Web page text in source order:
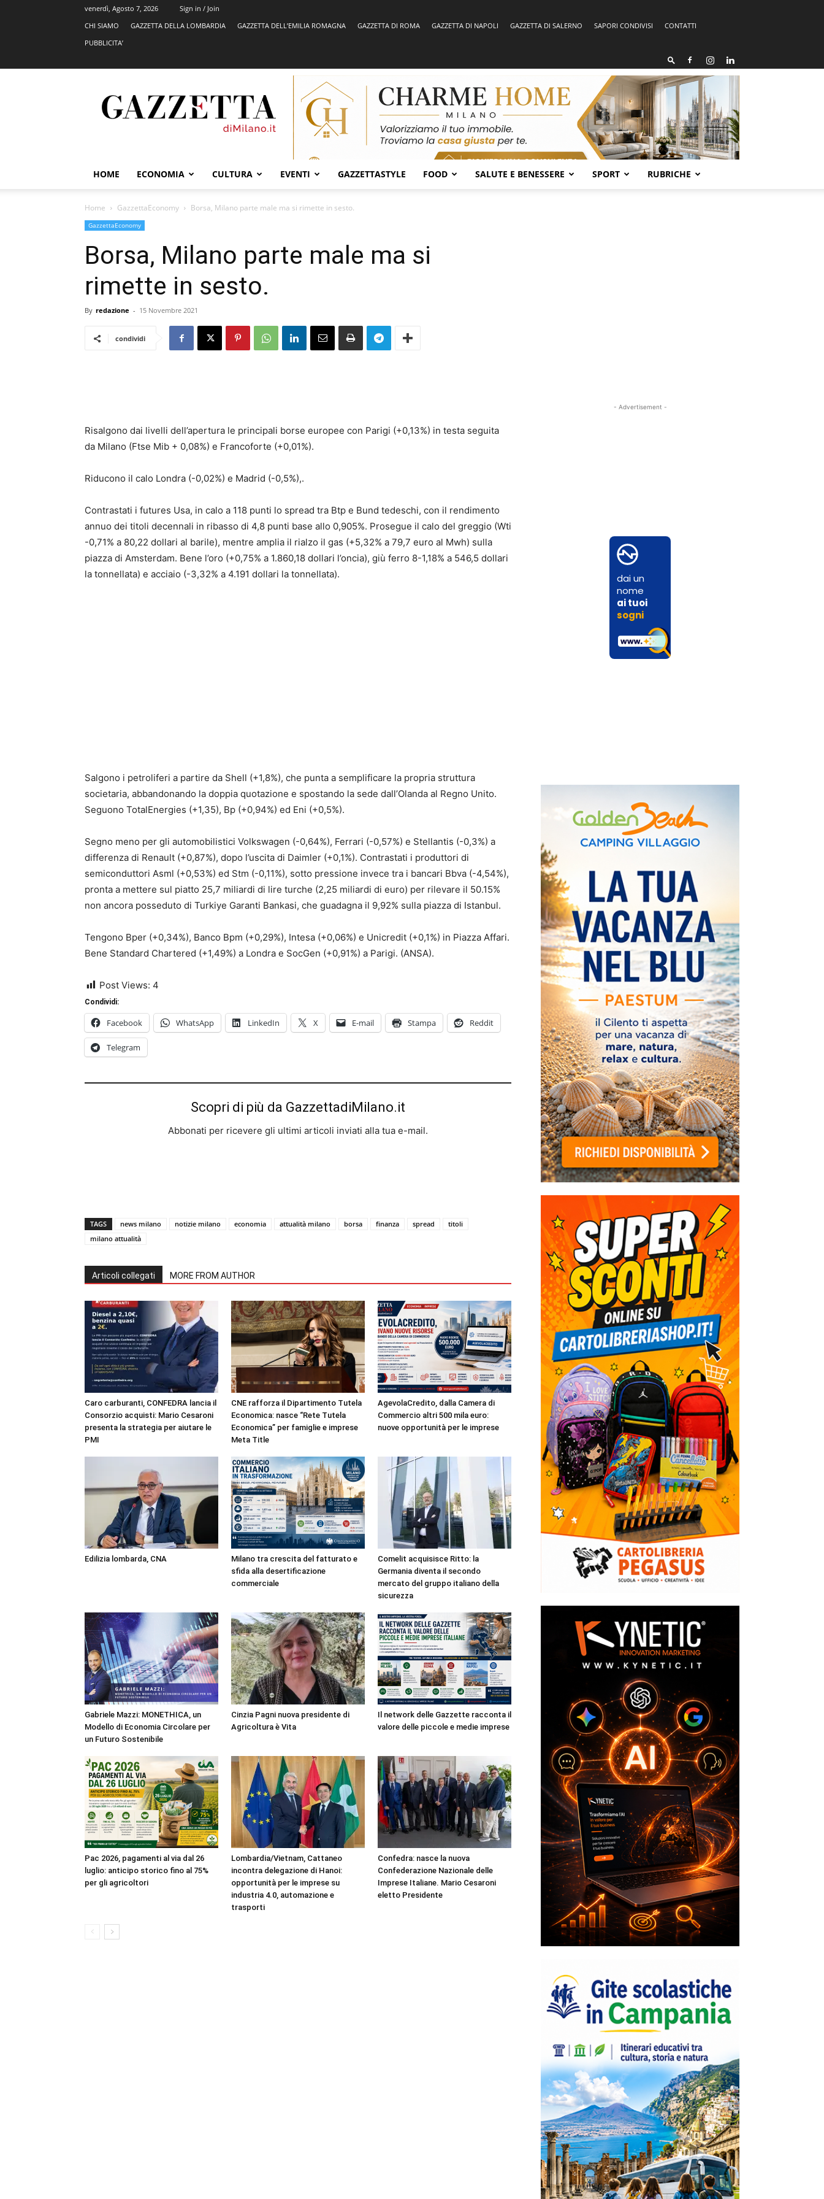
venerdì, Agosto 7, 2026
Sign in / Join
CHI SIAMO
GAZZETTA DELLA LOMBARDIA GAZZETTA DELL’EMILIA ROMAGNA GAZZETTA DI ROMA GAZZETTA DI NAPOLI GAZZETTA DI SALERNO SAPORI CONDIVISI
CONTATTI
PUBBLICITA’
HOME ECONOMIA CULTURA EVENTI GAZZETTASTYLE FOOD SALUTE E BENESSERE SPORT RUBRICHE
Home GazzettaEconomy Borsa, Milano parte male ma si rimette in sesto.
GazzettaEconomy
Borsa, Milano parte male ma si
rimette in sesto.
By redazione - 15 Novembre 2021
condividi
Risalgono dai livelli dell’apertura le principali borse europee con Parigi (+0,13%) in testa seguita
da Milano (Ftse Mib + 0,08%) e Francoforte (+0,01%).
Riducono il calo Londra (-0,02%) e Madrid (-0,5%),.
Contrastati i futures Usa, in calo a 118 punti lo spread tra Btp e Bund tedeschi, con il rendimento
annuo dei titoli decennali in ribasso di 4,8 punti base allo 0,905%. Prosegue il calo del greggio (Wti
-0,71% a 80,22 dollari al barile), mentre amplia il rialzo il gas (+5,32% a 79,7 euro al Mwh) sulla
piazza di Amsterdam. Bene l’oro (+0,75% a 1.860,18 dollari l’oncia), giù ferro 8-1,18% a 546,5 dollari
la tonnellata) e acciaio (-3,32% a 4.191 dollari la tonnellata).
Salgono i petroliferi a partire da Shell (+1,8%), che punta a semplificare la propria struttura
societaria, abbandonando la doppia quotazione e spostando la sede dall’Olanda al Regno Unito.
Seguono TotalEnergies (+1,35), Bp (+0,94%) ed Eni (+0,5%).
Segno meno per gli automobilistici Volkswagen (-0,64%), Ferrari (-0,57%) e Stellantis (-0,3%) a
differenza di Renault (+0,87%), dopo l’uscita di Daimler (+0,1%). Contrastati i produttori di
semiconduttori Asml (+0,53%) ed Stm (-0,11%), sotto pressione invece tra i bancari Bbva (-4,54%),
pronta a mettere sul piatto 25,7 miliardi di lire turche (2,25 miliardi di euro) per rilevare il 50.15%
non ancora posseduto di Turkiye Garanti Bankasi, che guadagna il 9,92% sulla piazza di Istanbul.
Tengono Bper (+0,34%), Banco Bpm (+0,29%), Intesa (+0,06%) e Unicredit (+0,1%) in Piazza Affari.
Bene Standard Chartered (+1,49%) a Londra e SocGen (+0,91%) a Parigi. (ANSA).
Post Views: 4
Condividi:
Facebook WhatsApp LinkedIn X E-mail Stampa Reddit
Telegram
Scopri di più da GazzettadiMilano.it
Abbonati per ricevere gli ultimi articoli inviati alla tua e-mail.
TAGS news milano notizie milano economia attualità milano borsa finanza spread
titoli
milano attualità
Articoli collegati MORE FROM AUTHOR
Caro carburanti, CONFEDRA lancia il
Consorzio acquisti: Mario Cesaroni
presenta la strategia per aiutare le
PMI
CNE rafforza il Dipartimento Tutela
Economica: nasce “Rete Tutela
Economica” per famiglie e imprese
Meta Title
AgevolaCredito, dalla Camera di
Commercio altri 500 mila euro:
nuove opportunità per le imprese
Edilizia lombarda, CNA
Milano tra crescita del fatturato e
sfida alla desertificazione
commerciale
Comelit acquisisce Ritto: la
Germania diventa il secondo
mercato del gruppo italiano della
sicurezza
Gabriele Mazzi: MONETHICA, un
Modello di Economia Circolare per
un Futuro Sostenibile
Cinzia Pagni nuova presidente di
Agricoltura è Vita
Il network delle Gazzette racconta il
valore delle piccole e medie imprese
Pac 2026, pagamenti al via dal 26
luglio: anticipo storico fino al 75%
per gli agricoltori
Lombardia/Vietnam, Cattaneo
incontra delegazione di Hanoi:
opportunità per le imprese su
industria 4.0, automazione e
trasporti
Confedra: nasce la nuova
Confederazione Nazionale delle
Imprese Italiane. Mario Cesaroni
eletto Presidente
- Advertisement -